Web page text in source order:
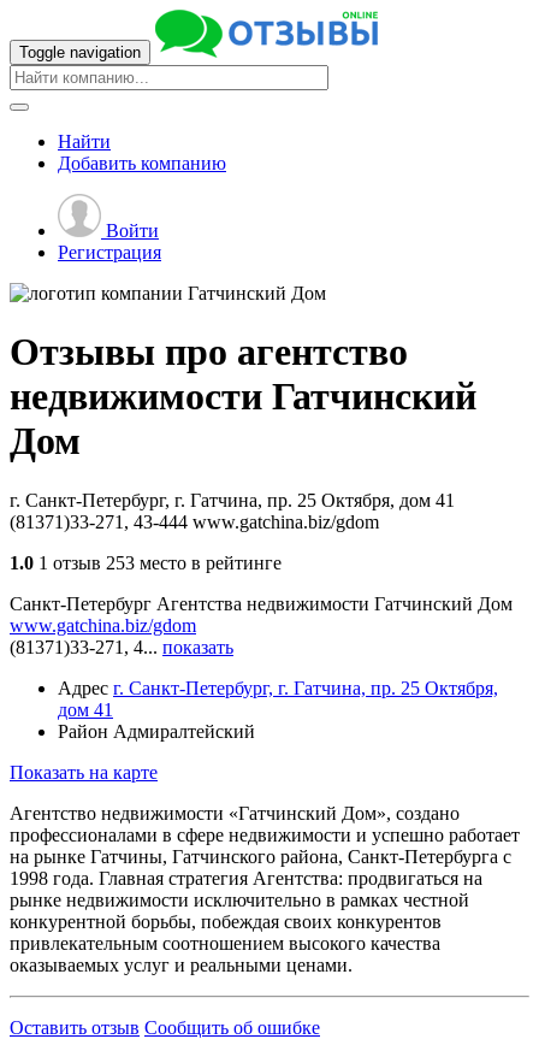
Toggle navigation
Найти
Добавить компанию
Войти
Регистрация
Отзывы про агентство
недвижимости Гатчинский
Дом
г. Санкт-Петербург, г. Гатчина, пр. 25 Октября, дом 41
(81371)33-271, 43-444 www.gatchina.biz/gdom
1.0 1 отзыв 253 место в рейтинге
Санкт-Петербург Агентства недвижимости Гатчинский Дом
www.gatchina.biz/gdom
(81371)33-271, 4... показать
Адрес г. Санкт-Петербург, г. Гатчина, пр. 25 Октября,
дом 41
Район Адмиралтейский
Показать на карте
Агентство недвижимости «Гатчинский Дом», создано
профессионалами в сфере недвижимости и успешно работает
на рынке Гатчины, Гатчинского района, Санкт-Петербурга с
1998 года. Главная стратегия Агентства: продвигаться на
рынке недвижимости исключительно в рамках честной
конкурентной борьбы, побеждая своих конкурентов
привлекательным соотношением высокого качества
оказываемых услуг и реальными ценами.
Оставить отзыв Сообщить об ошибке